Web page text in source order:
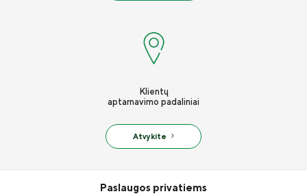
Klientų
aptarnavimo padaliniai
Atvykite
Paslaugos privatiems